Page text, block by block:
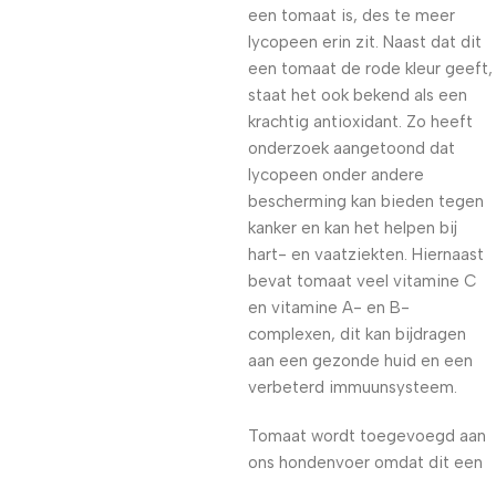
een tomaat is, des te meer
lycopeen erin zit. Naast dat dit
een tomaat de rode kleur geeft,
staat het ook bekend als een
krachtig antioxidant. Zo heeft
onderzoek aangetoond dat
lycopeen onder andere
bescherming kan bieden tegen
kanker en kan het helpen bij
hart- en vaatziekten. Hiernaast
bevat tomaat veel vitamine C
en vitamine A- en B-
complexen, dit kan bijdragen
aan een gezonde huid en een
verbeterd immuunsysteem.
Tomaat wordt toegevoegd aan
ons hondenvoer omdat dit een